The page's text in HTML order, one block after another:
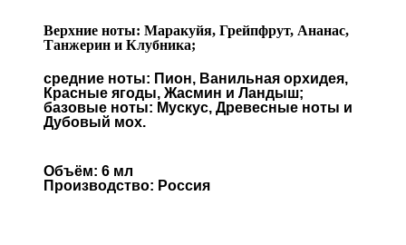
Верхние ноты: Маракуйя, Грейпфрут, Ананас,
Танжерин и Клубника;
средние ноты: Пион, Ванильная орхидея,
Красные ягоды, Жасмин и Ландыш;
базовые ноты: Мускус, Древесные ноты и
Дубовый мох.
Объём: 6 мл
Производство: Россия